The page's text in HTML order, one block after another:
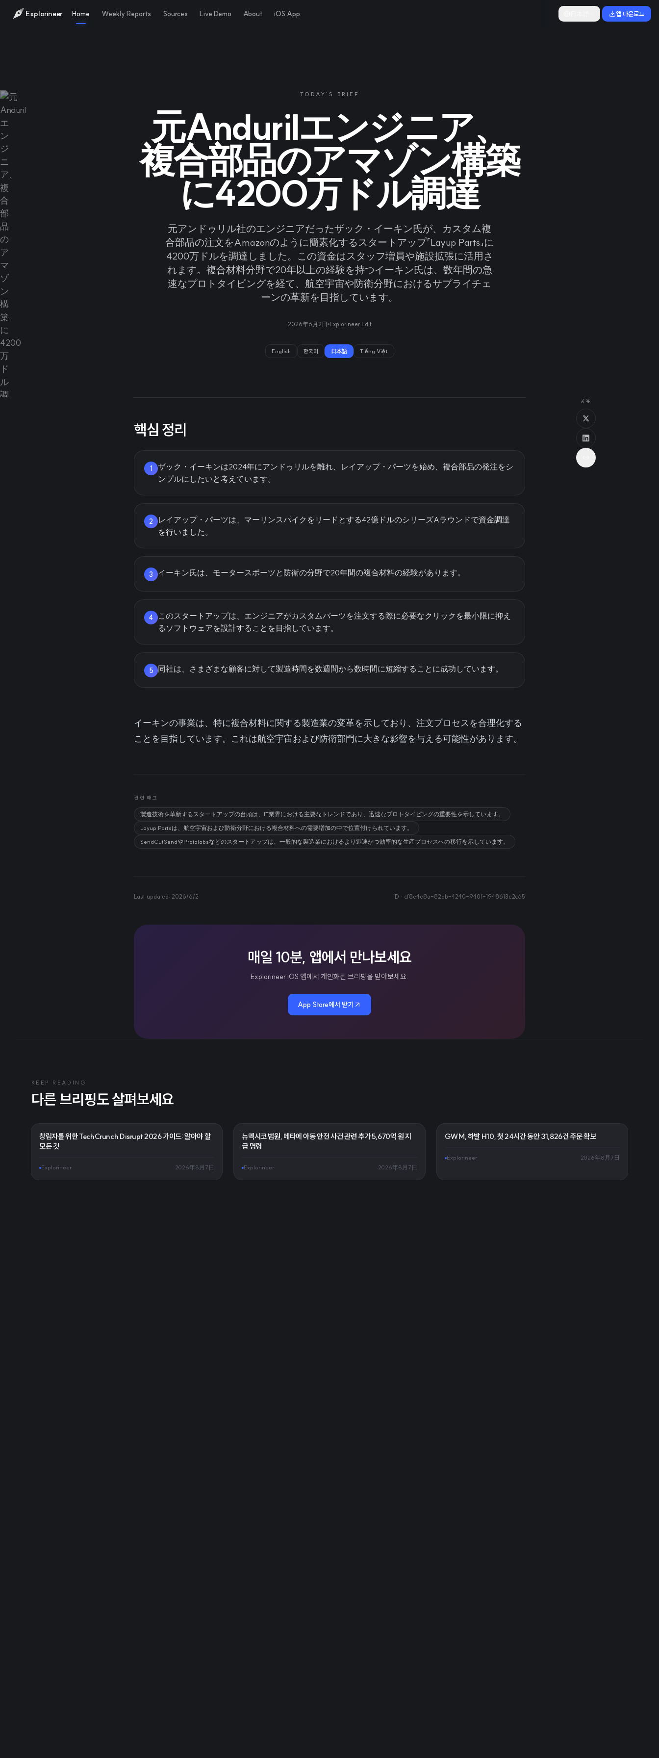
Explorineer Home Weekly Reports Sources Live Demo About iOS App 앱 다운로드
TODAY'S BRIEF
元Andurilエンジニア、
複合部品のアマゾン構築
に4200万ドル調達
元アンドゥリル社のエンジニアだったザック・イーキン氏が、カスタム複
合部品の注文をAmazonのように簡素化するスタートアップ「Layup Parts」に
4200万ドルを調達しました。この資金はスタッフ増員や施設拡張に活用さ
れます。複合材料分野で20年以上の経験を持つイーキン氏は、数年間の急
速なプロトタイピングを経て、航空宇宙や防衛分野におけるサプライチェ
ーンの革新を目指しています。
2026年6月2日 Explorineer Edit
English 한국어 日本語 Tiếng Việt
핵심 정리
1
ザック・イーキンは2024年にアンドゥリルを離れ、レイアップ・パーツを始め、複合部品の発注をシ
ンプルにしたいと考えています。
2
レイアップ・パーツは、マーリンスパイクをリードとする42億ドルのシリーズAラウンドで資金調達
を行いました。
3 イーキン氏は、モータースポーツと防衛の分野で20年間の複合材料の経験があります。
4
このスタートアップは、エンジニアがカスタムパーツを注文する際に必要なクリックを最小限に抑え
るソフトウェアを設計することを目指しています。
5 同社は、さまざまな顧客に対して製造時間を数週間から数時間に短縮することに成功しています。
イーキンの事業は、特に複合材料に関する製造業の変革を示しており、注文プロセスを合理化する
ことを目指しています。これは航空宇宙および防衛部門に大きな影響を与える可能性があります。
관련 태그
製造技術を革新するスタートアップの台頭は、IT業界における主要なトレンドであり、迅速なプロトタイピングの重要性を示しています。
Layup Partsは、航空宇宙および防衛分野における複合材料への需要増加の中で位置付けられています。
SendCutSendやProtolabsなどのスタートアップは、一般的な製造業におけるより迅速かつ効率的な生産プロセスへの移行を示しています。
Last updated: 2026/6/2 ID · cf8e4e8a-82db-4240-940f-1948613e2c65
매일 10분, 앱에서 만나보세요
Explorineer iOS 앱에서 개인화된 브리핑을 받아보세요.
App Store에서 받기
공유
KEEP READING
다른 브리핑도 살펴보세요
창립자를 위한 TechCrunch Disrupt 2026 가이드: 알아야 할
모든 것
Explorineer 2026年8月7日
뉴멕시코 법원, 메타에 아동 안전 사건 관련 추가 5,670억 원 지
급 명령
Explorineer 2026年8月7日
GWM, 하발 H10, 첫 24시간 동안 31,826건 주문 확보
Explorineer 2026年8月7日